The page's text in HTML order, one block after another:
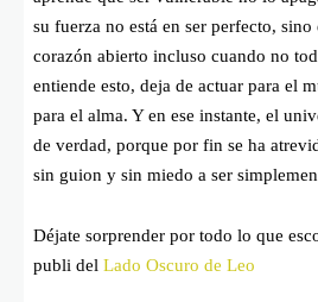
su fuerza no está en ser perfecto,
corazón abierto incluso cuando no
entiende esto, deja de actuar para el
para el alma. Y en ese instante, el
de verdad, porque por fin se ha
sin guion y sin miedo a ser
Déjate sorprender por todo lo que
publi del Lado Oscuro de Leo